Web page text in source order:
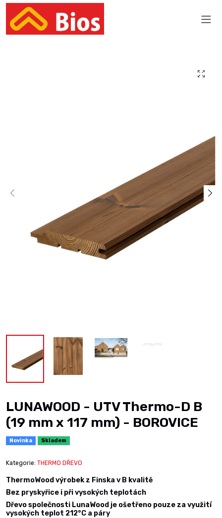
LUNAWOOD - UTV Thermo-D B
(19 mm x 117 mm) - BOROVICE
Novinka Skladem
Kategorie: THERMO DŘEVO
ThermoWood výrobek z Finska v B kvalitě
Bez pryskyřice i při vysokých teplotách
Dřevo společnosti LunaWood je ošetřeno pouze za využití
vysokých teplot 212°C a páry